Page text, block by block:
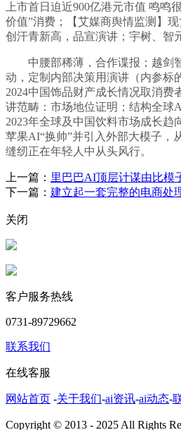
上市首日迫近900亿港元市值 鸣鸣
价值”消费；【艾媒商舆情监测】现
创汗青新高，品宣演讲；宇树、智
中腰部稀薄，合作谍报；越剑
动，定制内部决策用演讲（内参标
2024中国饰品财产成长情况取消费
讲范畴：市场地位证明；结构全球
2023年全球及中国饮料市场成长趋
苹果AI“换帅”并引入外部大模子
缝纫正在年轻人中从头风行。
上一篇： 里巴巴AI顶层计谋由比模
下一篇： 建立起一套完整的电商处
关闭
客户服务热线
0731-89729662
联系我们
在线客服
网站首页 -关于我们-ai资讯-ai动态-
Copyright © 2013 - 2025 All Rights